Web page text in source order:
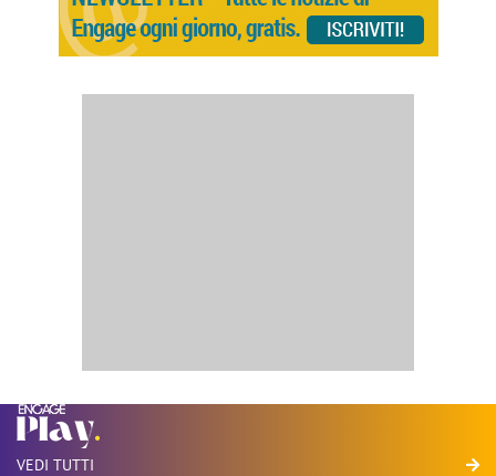
VEDI TUTTI